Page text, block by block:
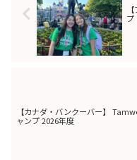
プ
【カナダ・バンクーバー】
ャンプ 2026年度